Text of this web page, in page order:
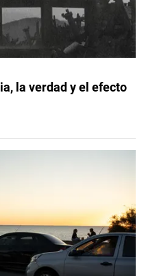
la verdad y el efecto